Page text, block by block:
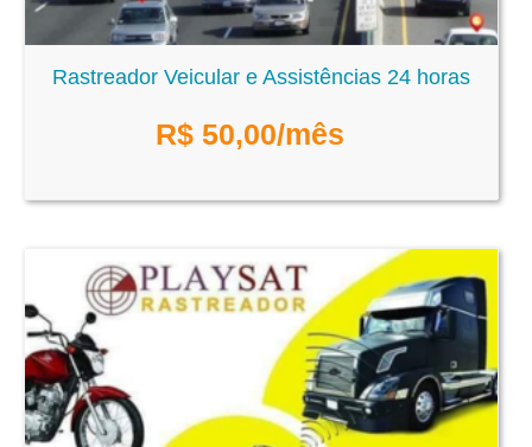
Rastreador Veicular e Assistências 24 horas
R$ 50,00/mês